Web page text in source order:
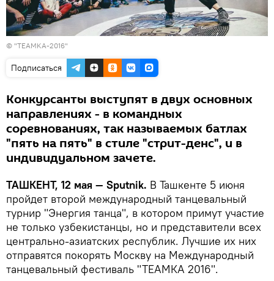
© "TEAMKA-2016"
Подписаться
Конкурсанты выступят в двух основных
направлениях - в командных
соревнованиях, так называемых батлах
"пять на пять" в стиле "стрит-денс", и в
индивидуальном зачете.
ТАШКЕНТ, 12 мая — Sputnik. В Ташкенте 5 июня
пройдет второй международный танцевальный
турнир "Энергия танца", в котором примут участие
не только узбекистанцы, но и представители всех
центрально-азиатских республик. Лучшие их них
отправятся покорять Москву на Международный
танцевальный фестиваль "ТЕАМКА 2016".